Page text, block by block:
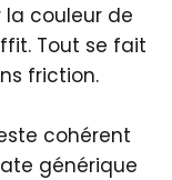
la couleur de
Tout se fait
friction.
cohérent
générique